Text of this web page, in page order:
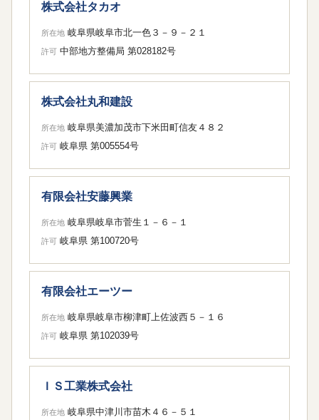
株式会社タカオ
所在地 岐阜県岐阜市北一色３－９－２１
許可 中部地方整備局 第028182号
株式会社丸和建設
所在地 岐阜県美濃加茂市下米田町信友４８２
許可 岐阜県 第005554号
有限会社安藤興業
所在地 岐阜県岐阜市菅生１－６－１
許可 岐阜県 第100720号
有限会社エーツー
所在地 岐阜県岐阜市柳津町上佐波西５－１６
許可 岐阜県 第102039号
ＩＳ工業株式会社
所在地 岐阜県中津川市苗木４６－５１